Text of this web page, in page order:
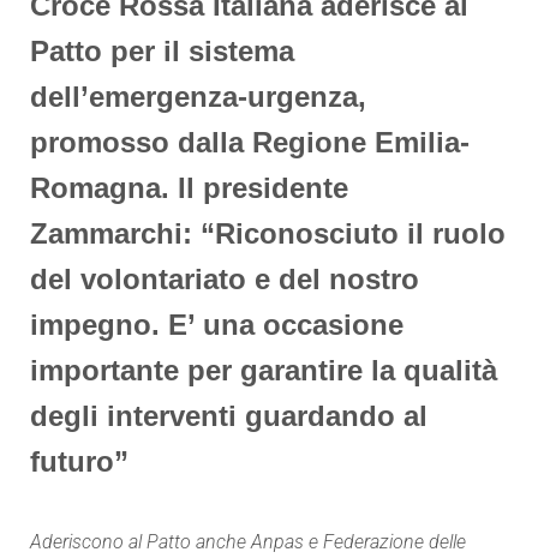
Patto per il sistema
dell’emergenza-urgenza,
promosso dalla Regione Emilia-
Romagna. Il presidente
Zammarchi: “Riconosciuto il ruolo
del volontariato e del nostro
impegno. E’ una occasione
importante per garantire la qualità
degli interventi guardando al
futuro”
Aderiscono al Patto anche Anpas e Federazione delle